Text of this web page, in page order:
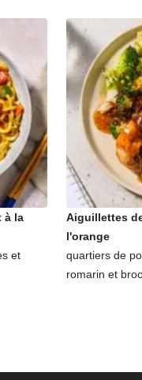
à la
et
Aiguillettes
l'orange
quartiers de
romarin et